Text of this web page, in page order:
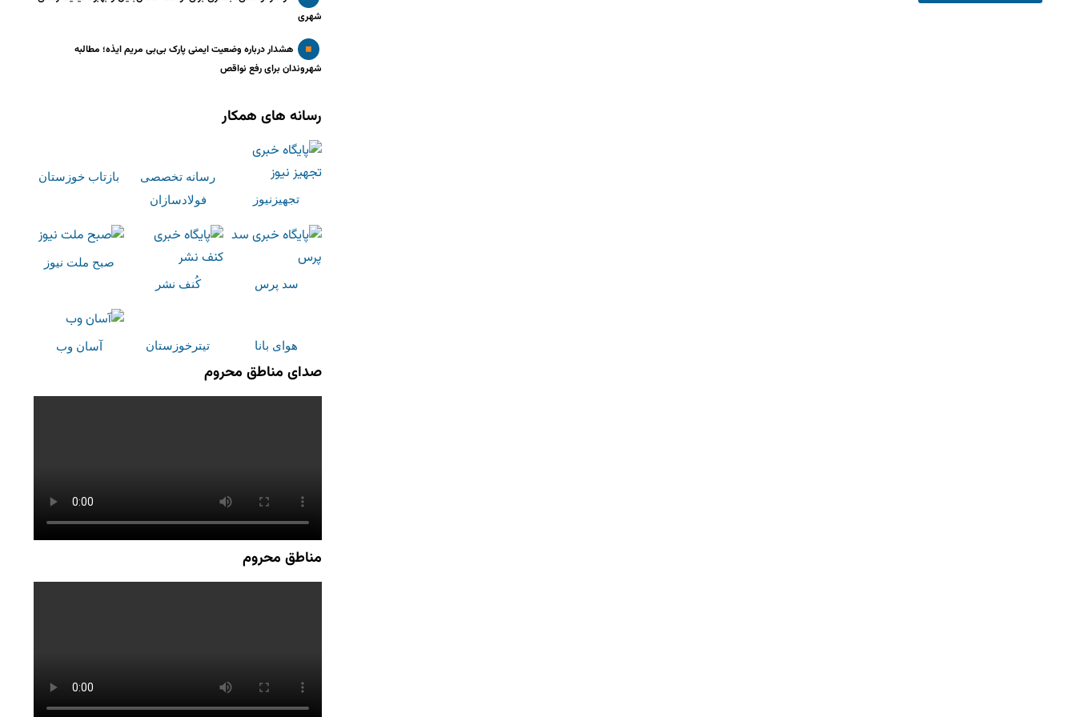
شهری
هشدار درباره وضعیت ایمنی پارک بی‌بی مریم ایذه؛ مطالبه
شهروندان برای رفع نواقص
رسانه های همکار
تجهیزنیوز
رسانه تخصصی
فولادسازان
بازتاب خوزستان
سد پرس کُنف نشر
صبح ملت نیوز
هوای بانا تیترخوزستان آسان وب
صدای مناطق محروم
مناطق محروم